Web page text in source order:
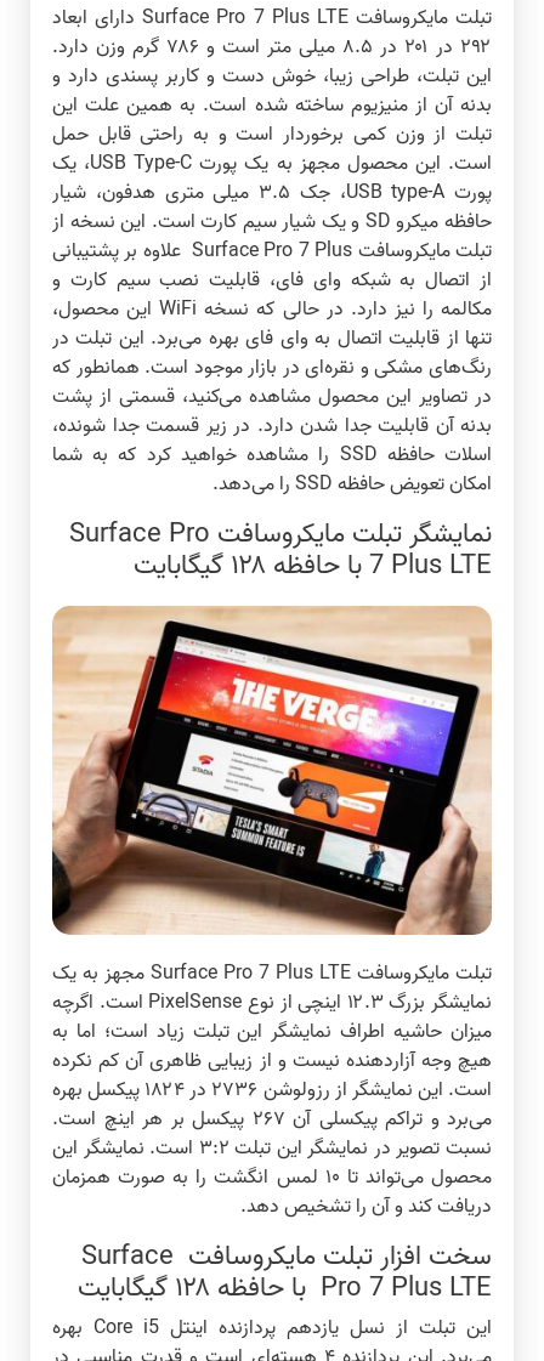
تبلت مایکروسافت Surface Pro 7 Plus LTE دارای ابعاد
۲۹۲ در ۲۰۱ در ۸.۵ میلی متر است و ۷۸۶ گرم وزن دارد.
این تبلت، طراحی زیبا، خوش دست و کاربر پسندی دارد و
بدنه آن از منیزیوم ساخته شده است. به همین علت این
تبلت از وزن کمی برخوردار است و به راحتی قابل حمل
است.
این محصول مجهز به یک پورت USB Type-C، یک
پورت USB type-A، جک ۳.۵ میلی متری هدفون، شیار
حافظه میکرو SD و یک شیار سیم کارت است. این نسخه از
تبلت مایکروسافت Surface Pro 7 Plus علاوه بر پشتیبانی
از اتصال به شبکه وای فای، قابلیت نصب سیم کارت و
مکالمه را نیز دارد. در حالی که نسخه WiFi این محصول،
تنها از قابلیت اتصال به وای فای بهره می‌برد. این تبلت در
رنگ‌های مشکی و نقره‌ای در بازار موجود است. همانطور که
در تصاویر این محصول مشاهده می‌کنید، قسمتی از پشت
بدنه آن قابلیت جدا شدن دارد. در زیر قسمت جدا شونده،
اسلات حافظه SSD را مشاهده خواهید کرد که به شما
امکان تعویض حافظه SSD را می‌دهد.
نمایشگر تبلت مایکروسافت Surface Pro
7 Plus LTE با حافظه ۱۲۸ گیگابایت
تبلت مایکروسافت Surface Pro 7 Plus LTE مجهز به یک
نمایشگر بزرگ ۱۲.۳ اینچی از نوع PixelSense است. اگرچه
میزان حاشیه اطراف نمایشگر این تبلت زیاد است؛ اما به
هیچ وجه آزاردهنده نیست و از زیبایی ظاهری آن کم نکرده
است. این نمایشگر از رزولوشن ۲۷۳۶ در ۱۸۲۴ پیکسل بهره
می‌برد و تراکم پیکسلی آن ۲۶۷ پیکسل بر هر اینچ است.
نسبت تصویر در نمایشگر این تبلت ۳:۲ است. نمایشگر این
محصول می‌تواند تا ۱۰ لمس انگشت را به صورت همزمان
دریافت کند و آن را تشخیص دهد.
سخت افزار تبلت مایکروسافت Surface
Pro 7 Plus LTE با حافظه ۱۲۸ گیگابایت
این تبلت از نسل یازدهم پردازنده اینتل Core i5 بهره